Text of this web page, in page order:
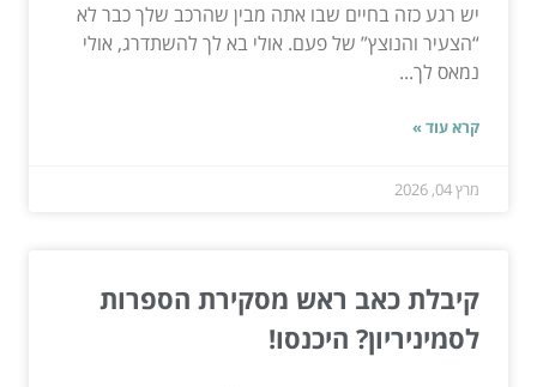
יש רגע כזה בחיים שבו אתה מבין שהרכב שלך כבר לא
“הצעיר והנוצץ” של פעם. אולי בא לך להשתדרג, אולי
נמאס לך...
קרא עוד »
מרץ 04, 2026
קיבלת כאב ראש מסקירת הספרות
לסמיניריון? היכנסו!